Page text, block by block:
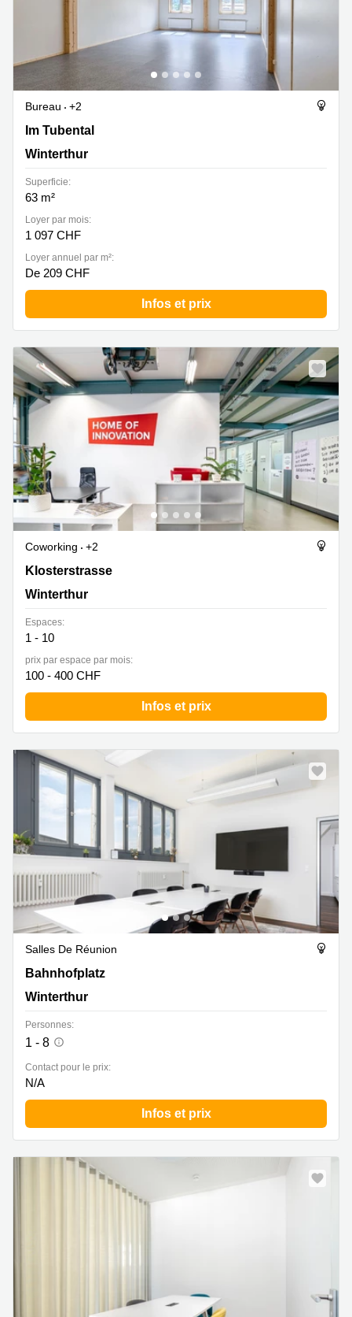
Bureau
+2
Im Tubental 4, Winterthur
Im Tubental
Winterthur
Superficie:
63 m²
Loyer par mois:
1 097 CHF
Loyer annuel par m²:
De 209 CHF
Infos et prix
Coworking
+2
Klosterstrasse 34, Winterthur
Klosterstrasse
Winterthur
Espaces:
1 - 10
prix par espace par mois:
100 - 400 CHF
Infos et prix
Salles De Réunion
Bahnhofplatz 8, Winterthur
Bahnhofplatz
Winterthur
Personnes:
1 - 8
Contact pour le prix:
N/A
Infos et prix